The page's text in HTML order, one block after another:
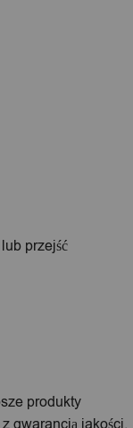
przejść
produkty
gwarancją jakości.